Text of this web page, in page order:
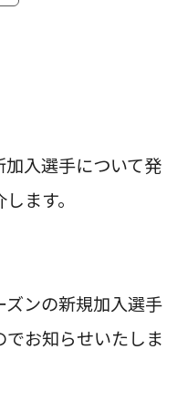
入選手について発
ます。
ンの新規加入選手
お知らせいたしま